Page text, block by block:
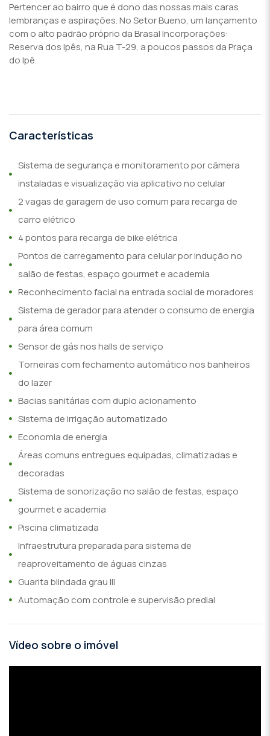
Pertencer ao bairro que é dono das nossas mais caras
lembranças e aspirações. No Setor Bueno, um lançamento
com o alto padrão próprio da Brasal Incorporações:
Reserva dos Ipês, na Rua T-29, a poucos passos da Praça
do Ipê.
Características
Sistema de segurança e monitoramento por câmera
instaladas e visualização via aplicativo no celular
2 vagas de garagem de uso comum para recarga de
carro elétrico
4 pontos para recarga de bike elétrica
Pontos de carregamento para celular por indução no
salão de festas, espaço gourmet e academia
Reconhecimento facial na entrada social de moradores
Sistema de gerador para atender o consumo de energia
para área comum
Sensor de gás nos halls de serviço
Torneiras com fechamento automático nos banheiros
do lazer
Bacias sanitárias com duplo acionamento
Sistema de irrigação automatizado
Economia de energia
Áreas comuns entregues equipadas, climatizadas e
decoradas
Sistema de sonorização no salão de festas, espaço
gourmet e academia
Piscina climatizada
Infraestrutura preparada para sistema de
reaproveitamento de águas cinzas
Guarita blindada grau III
Automação com controle e supervisão predial
Vídeo sobre o imóvel